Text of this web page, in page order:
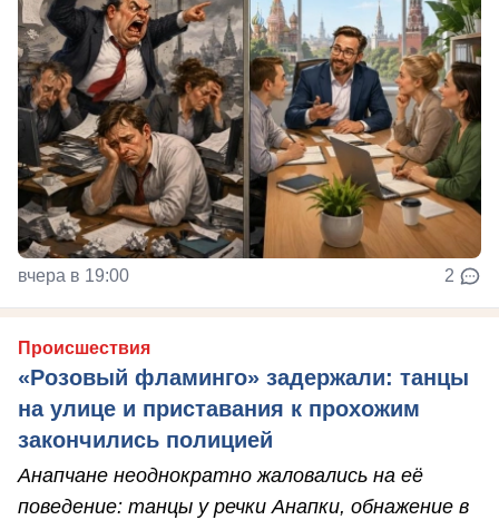
вчера в 19:00 2
Происшествия
«Розовый фламинго» задержали: танцы
на улице и приставания к прохожим
закончились полицией
Анапчане неоднократно жаловались на её
поведение: танцы у речки Анапки, обнажение в